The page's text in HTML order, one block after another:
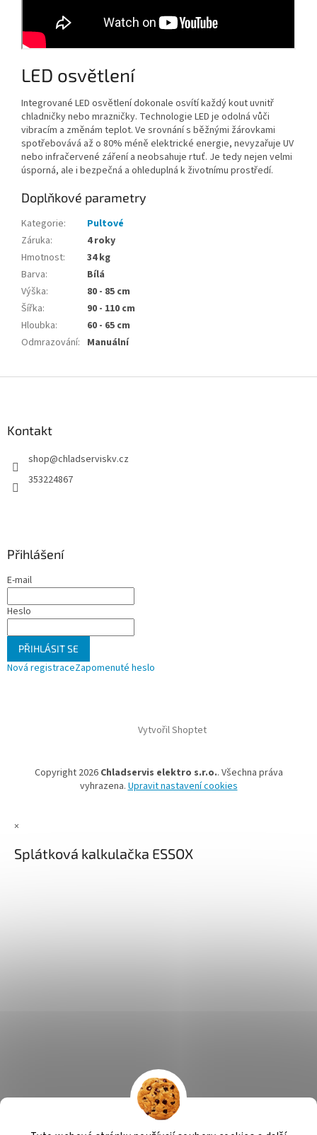
LED osvětlení
Integrované LED osvětlení dokonale osvítí každý kout uvnitř
chladničky nebo mrazničky. Technologie LED je odolná vůči
vibracím a změnám teplot. Ve srovnání s běžnými žárovkami
spotřebovává až o 80% méně elektrické energie, nevyzařuje UV
nebo infračervené záření a neobsahuje rtuť. Je tedy nejen velmi
úsporná, ale i bezpečná a ohleduplná k životnímu prostředí.
Doplňkové parametry
Kategorie:
Pultové
Záruka:
4 roky
Hmotnost:
34 kg
Barva:
Bílá
Výška:
80 - 85 cm
Šířka:
90 - 110 cm
Hloubka:
60 - 65 cm
Odmrazování: Manuální
Kontakt
shop@chladserviskv.cz
353224867
Přihlášení
E-mail
Heslo
PŘIHLÁSIT SE
Nová registraceZapomenuté heslo
Vytvořil Shoptet
Copyright 2026 Chladservis elektro s.r.o.. Všechna práva
vyhrazena.Upravit nastavení cookies
×
Splátková kalkulačka ESSOX